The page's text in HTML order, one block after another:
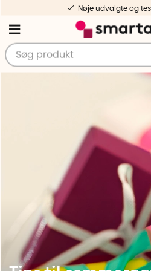
Gratis